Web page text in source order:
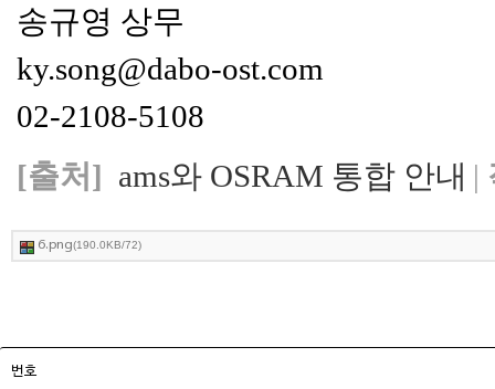
송규영 상무
ky.song@dabo-ost.com
02-2108-5108
[출처] ams와 OSRAM 통합 안내 |
6.png(190.0KB/72)
번호